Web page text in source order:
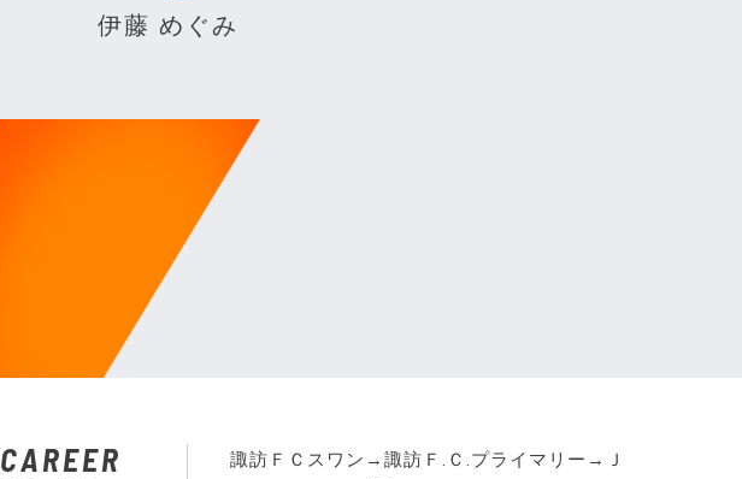
伊藤 めぐみ
CAREER
諏訪ＦＣスワン→諏訪Ｆ.Ｃ.プライマリー→Ｊ